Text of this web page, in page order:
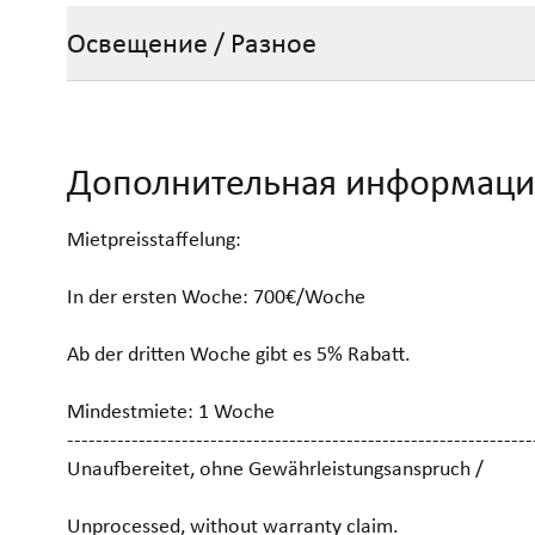
Освещение / Разное
Дополнительная
Mietpreisstaffelung:
In der ersten Woche: 700€/Woche
Ab der dritten Woche gibt es 5% Rabatt.
Mindestmiete: 1 Woche
Unaufbereitet, ohne Gewährleistungsanspruch /
Unprocessed, without warranty claim.